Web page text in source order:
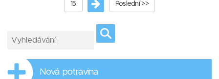
15 Poslední >>
Nová potravina